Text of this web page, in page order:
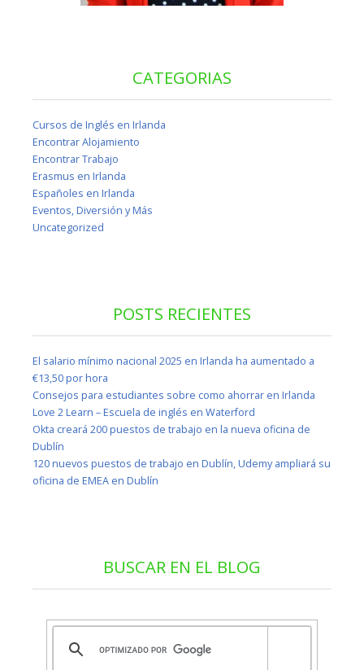
CATEGORIAS
Cursos de Inglés en Irlanda
Encontrar Alojamiento
Encontrar Trabajo
Erasmus en Irlanda
Españoles en Irlanda
Eventos, Diversión y Más
Uncategorized
POSTS RECIENTES
El salario mínimo nacional 2025 en Irlanda ha aumentado a
€13,50 por hora
Consejos para estudiantes sobre como ahorrar en Irlanda
Love 2 Learn – Escuela de inglés en Waterford
Okta creará 200 puestos de trabajo en la nueva oficina de
Dublín
120 nuevos puestos de trabajo en Dublín, Udemy ampliará su
oficina de EMEA en Dublín
BUSCAR EN EL BLOG